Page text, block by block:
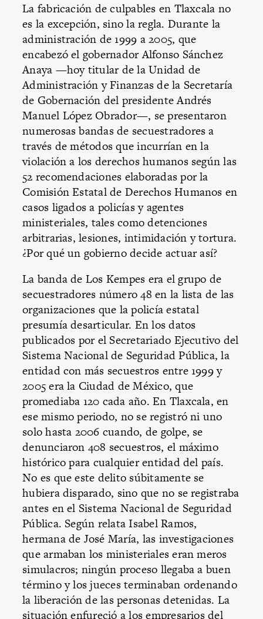
La fabricación de culpables en Tlaxcala no
es la excepción, sino la regla. Durante la
administración de 1999 a 2005, que
encabezó el gobernador Alfonso Sánchez
Anaya —hoy titular de la Unidad de
Administración y Finanzas de la Secretaría
de Gobernación del presidente Andrés
Manuel López Obrador—, se presentaron
numerosas bandas de secuestradores a
través de métodos que incurrían en la
violación a los derechos humanos según las
52 recomen­daciones elaboradas por la
Comisión Estatal de Derechos Humanos en
casos ligados a policías y agentes
ministeriales, tales como detenciones
arbitrarias, lesiones, intimidación y tortura.
¿Por qué un gobierno decide actuar así?
La banda de Los Kempes era el grupo de
secuestradores número 48 en la lista de las
organizaciones que la policía estatal
presumía desarticular. En los datos
publicados por el Secretariado Ejecutivo del
Sistema Nacional de Seguridad Pública, la
entidad con más secuestros entre 1999 y
2005 era la Ciudad de México, que
promediaba 120 cada año. En Tlaxcala, en
ese mismo periodo, no se registró ni uno
solo hasta 2006 cuando, de golpe, se
denunciaron 408 secuestros, el máximo
histórico para cualquier entidad del país.
No es que este delito súbitamente se
hubiera disparado, sino que no se registraba
antes en el Sistema Nacional de Seguridad
Pública. Según relata Isabel Ramos,
hermana de José María, las investigaciones
que armaban los ministeriales eran meros
simulacros; ningún proceso llegaba a buen
término y los jueces terminaban ordenando
la liberación de las personas detenidas. La
situación enfureció a los empresarios del